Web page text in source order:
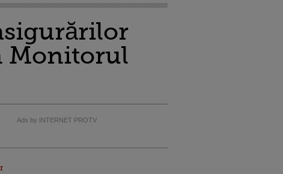
Monitorul
Ads by INTERNET PROTV